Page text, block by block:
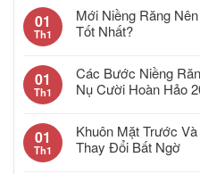
01
Th1
Mới Niềng Răng
Tốt Nhất?
01
Th1
Các Bước Niềng
Nụ Cười Hoàn Hảo
01
Th1
Khuôn Mặt Trước
Thay Đổi Bất Ngờ